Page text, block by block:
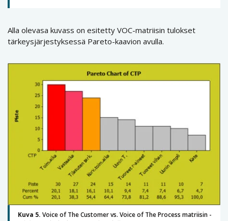
Alla olevasa kuvass on esitetty VOC-matriisin tulokset
tärkeysjärjestyksessä Pareto-kaavion avulla.
Kuva 5. Voice of The Customer vs. Voice of The Process matriisin -